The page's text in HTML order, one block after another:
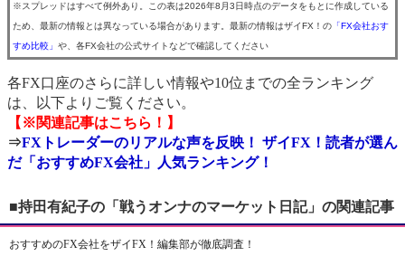
※スプレッドはすべて例外あり。この表は2026年8月3日時点のデータをもとに作成している
ため、最新の情報とは異なっている場合があります。最新の情報はザイFX！の 「FX会社おす
すめ比較」 や、各FX会社の公式サイトなどで確認してください
各FX口座のさらに詳しい情報や10位までの全ランキング
は、以下よりご覧ください。
【※関連記事はこちら！】
⇒FXトレーダーのリアルな声を反映！ ザイFX！読者が選ん
だ「おすすめFX会社」人気ランキング！
■持田有紀子の「戦うオンナのマーケット日記」の関連記事
おすすめのFX会社をザイFX！編集部が徹底調査！